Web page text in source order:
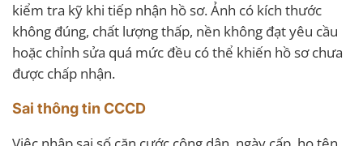
kiểm tra kỹ khi tiếp nhận hồ sơ. Ảnh có kích thước
không đúng, chất lượng thấp, nền không đạt yêu cầu
hoặc chỉnh sửa quá mức đều có thể khiến hồ sơ chưa
được chấp nhận.
Sai thông tin CCCD